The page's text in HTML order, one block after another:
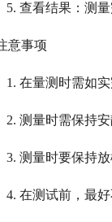
查看结果：测
意事项
在量测时需如实
测量时需保持安
测量时要保持放
在测试前，最